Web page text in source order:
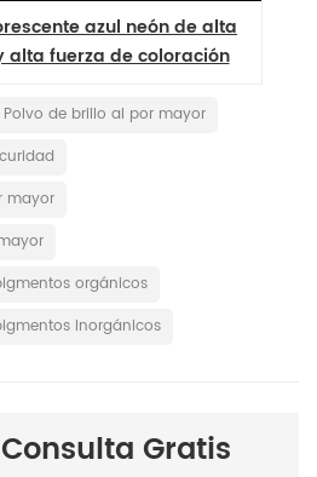
azul neón de alta
fuerza de coloración
Polvo de brillo al por mayor
mayor
orgánicos
inorgánicos
Gratis